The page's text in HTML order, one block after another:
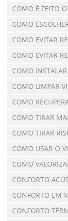
COMO É FEITO
COMO
COMO EVITAR
COMO EVITAR
COMO
COMO LIMPAR
COMO
COMO TIRAR
COMO TIRAR
COMO USAR O
COMO
CONFORTO
CONFORTO EM
CONFORTO